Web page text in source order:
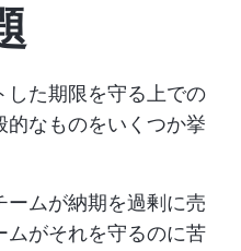
した期限を守る上での
なものをいくつか挙
ームが納期を過剰に売
ムがそれを守るのに苦